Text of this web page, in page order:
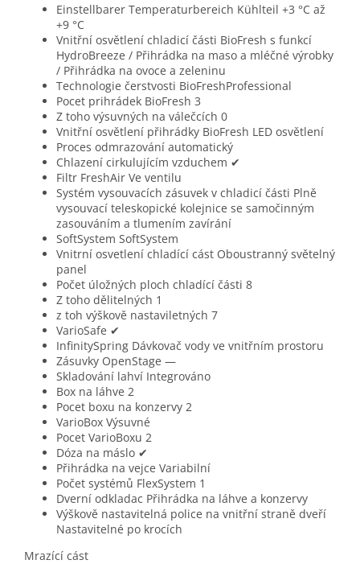
Einstellbarer Temperaturbereich Kühlteil +3 °C až
+9 °C
Vnitřní osvětlení chladicí části BioFresh s funkcí
HydroBreeze / Přihrádka na maso a mléčné výrobky
/ Přihrádka na ovoce a zeleninu
Technologie čerstvosti BioFreshProfessional
Pocet prihrádek BioFresh 3
Z toho výsuvných na válečcích 0
Vnitřní osvětlení přihrádky BioFresh LED osvětlení
Proces odmrazování automatický
Chlazení cirkulujícím vzduchem ✔
Filtr FreshAir Ve ventilu
Systém vysouvacích zásuvek v chladicí části Plně
vysouvací teleskopické kolejnice se samočinným
zasouváním a tlumením zavírání
SoftSystem SoftSystem
Vnitrní osvetlení chladící cást Oboustranný světelný
panel
Počet úložných ploch chladící části 8
Z toho dělitelných 1
z toh výškově nastaviletných 7
VarioSafe ✔
InfinitySpring Dávkovač vody ve vnitřním prostoru
Zásuvky OpenStage —
Skladování lahví Integrováno
Box na láhve 2
Pocet boxu na konzervy 2
VarioBox Výsuvné
Pocet VarioBoxu 2
Dóza na máslo ✔
Přihrádka na vejce Variabilní
Počet systémů FlexSystem 1
Dverní odkladac Přihrádka na láhve a konzervy
Výškově nastavitelná police na vnitřní straně dveří
Nastavitelné po krocích
Mrazící cást